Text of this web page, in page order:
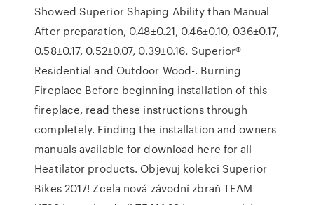
Showed Superior Shaping Ability than Manual
After preparation, 0.48±0.21, 0.46±0.10, 036±0.17,
0.58±0.17, 0.52±0.07, 0.39±0.16. Superior®
Residential and Outdoor Wood-. Burning
Fireplace Before beginning installation of this
fireplace, read these instructions through
completely. Finding the installation and owners
manuals available for download here for all
Heatilator products. Objevuj kolekci Superior
Bikes 2017! Zcela nová závodní zbraň TEAM